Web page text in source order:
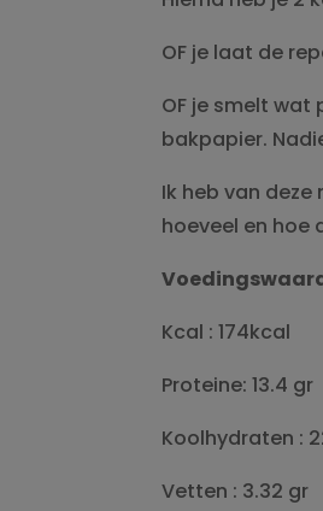
OF je laat de
OF je smelt wat
bakpapier.
Ik heb van
hoeveel en hoe
Kcal : 174kcal
Proteine: 13.4 gr
Koolhydraten :
Vetten : 3.32 gr